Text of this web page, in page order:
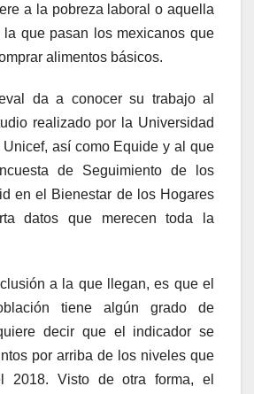
a la pobreza laboral o aquella
la que pasan los mexicanos que
alimentos básicos.
da a conocer su trabajo al
realizado por la Universidad
Unicef, así como Equide y al que
de Seguimiento de los
en el Bienestar de los Hogares
datos que merecen toda la
a la que llegan, es que el
tiene algún grado de
decir que el indicador se
por arriba de los niveles que
2018. Visto de otra forma, el